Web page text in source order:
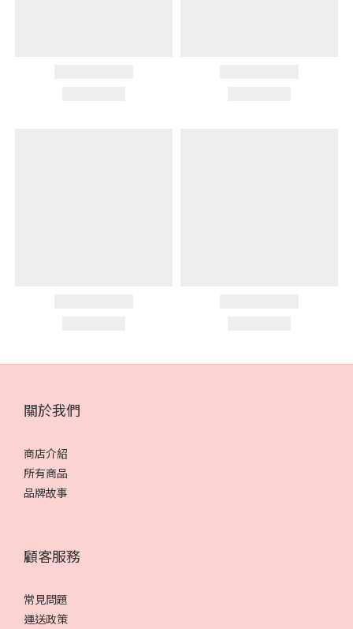
關於我們
商店介紹
所有商品
品牌故事
顧客服務
常見問題
運送政策